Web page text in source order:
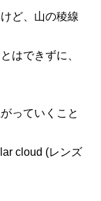
ど、山の稜線
はできずに、
っていくこと
cloud (レンズ